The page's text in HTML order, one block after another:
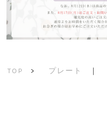
TOP > プレート ｜